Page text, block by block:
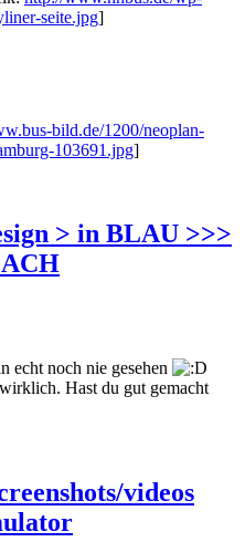
seite.jpg]
bild.de/1200/neoplan-
103691.jpg]
> in BLAU >>>
echt noch nie gesehen
Hast du gut gemacht
videos